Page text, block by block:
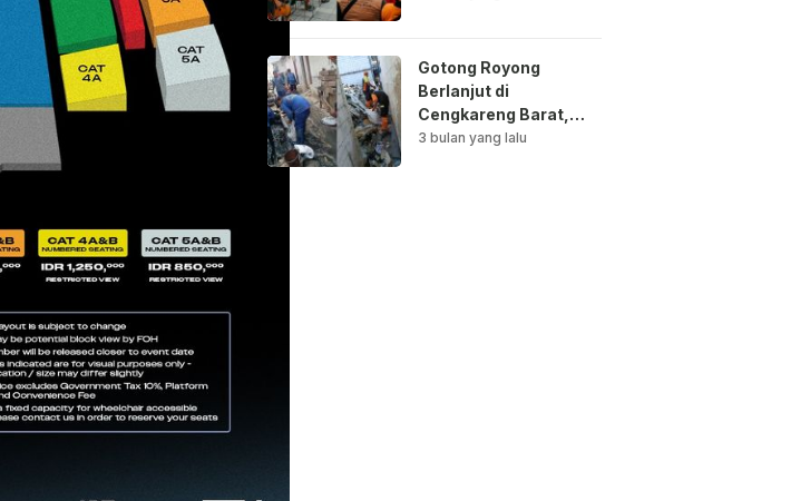
Gotong Royong
Berlanjut di
Cengkareng Barat,
Saluran Air
3 bulan yang lalu